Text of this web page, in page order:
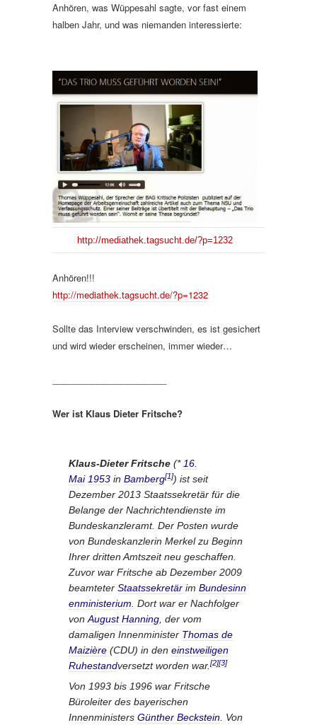
Anhören, was Wüppesahl sagte, vor fast einem
halben Jahr, und was niemanden interessierte:
http://mediathek.tagsucht.de/?p=1232
Anhören!!!
http://mediathek.tagsucht.de/?p=1232
Sollte das Interview verschwinden, es ist gesichert
und wird wieder erscheinen, immer wieder…
Wer ist Klaus Dieter Fritsche?
Klaus-Dieter Fritsche (* 16.
Mai 1953 in Bamberg[1]) ist seit
Dezember 2013 Staatssekretär für die
Belange der Nachrichtendienste im
Bundeskanzleramt. Der Posten wurde
von Bundeskanzlerin Merkel zu Beginn
Ihrer dritten Amtszeit neu geschaffen.
Zuvor war Fritsche ab Dezember 2009
beamteter Staatssekretär im Bundesinn
enministerium . Dort war er Nachfolger
von August Hanning , der vom
damaligen Innenminister Thomas de
Maizière (CDU) in den einstweiligen
Ruhestandversetzt worden war.[2][3]
Von 1993 bis 1996 war Fritsche
Büroleiter des bayerischen
Innenministers Günther Beckstein . Von